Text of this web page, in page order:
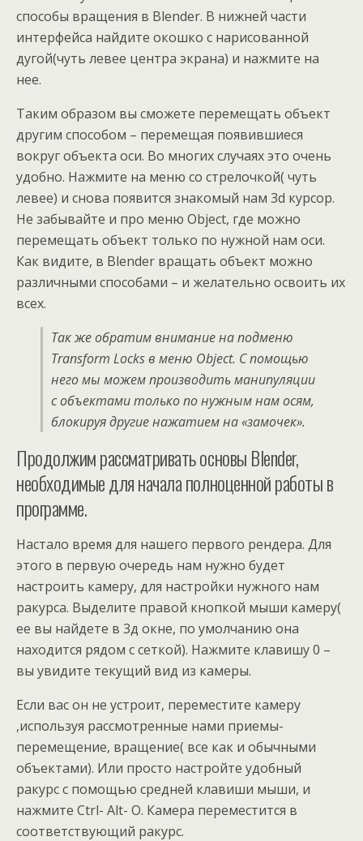
способы вращения в Blender. В нижней части
интерфейса найдите окошко с нарисованной
дугой(чуть левее центра экрана) и нажмите на
нее.
Таким образом вы сможете перемещать объект
другим способом – перемещая появившиеся
вокруг объекта оси. Во многих случаях это очень
удобно. Нажмите на меню со стрелочкой( чуть
левее) и снова появится знакомый нам 3d курсор.
Не забывайте и про меню Object, где можно
перемещать объект только по нужной нам оси.
Как видите, в Blender вращать объект можно
различными способами – и желательно освоить их
всех.
Так же обратим внимание на подменю
Transform Locks в меню Object. С помощью
него мы можем производить манипуляции
с объектами только по нужным нам осям,
блокируя другие нажатием на «замочек».
Продолжим рассматривать основы Blender,
необходимые для начала полноценной работы в
программе.
Настало время для нашего первого рендера. Для
этого в первую очередь нам нужно будет
настроить камеру, для настройки нужного нам
ракурса. Выделите правой кнопкой мыши камеру(
ее вы найдете в 3д окне, по умолчанию она
находится рядом с сеткой). Нажмите клавишу 0 –
вы увидите текущий вид из камеры.
Если вас он не устроит, переместите камеру
,используя рассмотренные нами приемы-
перемещение, вращение( все как и обычными
объектами). Или просто настройте удобный
ракурс с помощью средней клавиши мыши, и
нажмите Ctrl- Alt- O. Камера переместится в
соответствующий ракурс.